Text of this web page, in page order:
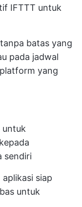
IFTTT untuk
batas yang
pada jadwal
yang
untuk
sendiri
siap
untuk